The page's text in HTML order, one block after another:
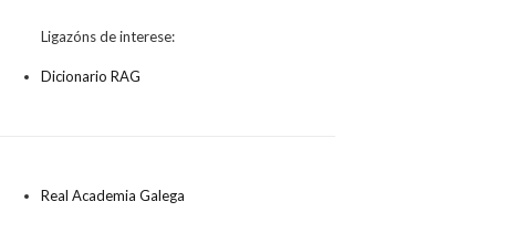
Ligazóns de interese:
Dicionario RAG
Real Academia Galega